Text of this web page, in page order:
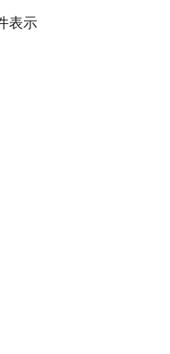
表示